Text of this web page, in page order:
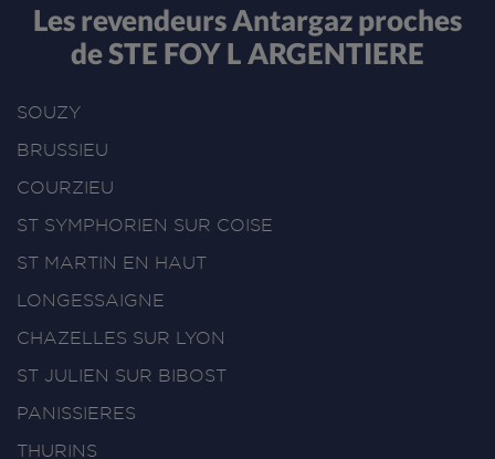
Les revendeurs Antargaz proches
de STE FOY L ARGENTIERE
SOUZY
BRUSSIEU
COURZIEU
ST SYMPHORIEN SUR COISE
ST MARTIN EN HAUT
LONGESSAIGNE
CHAZELLES SUR LYON
ST JULIEN SUR BIBOST
PANISSIERES
THURINS